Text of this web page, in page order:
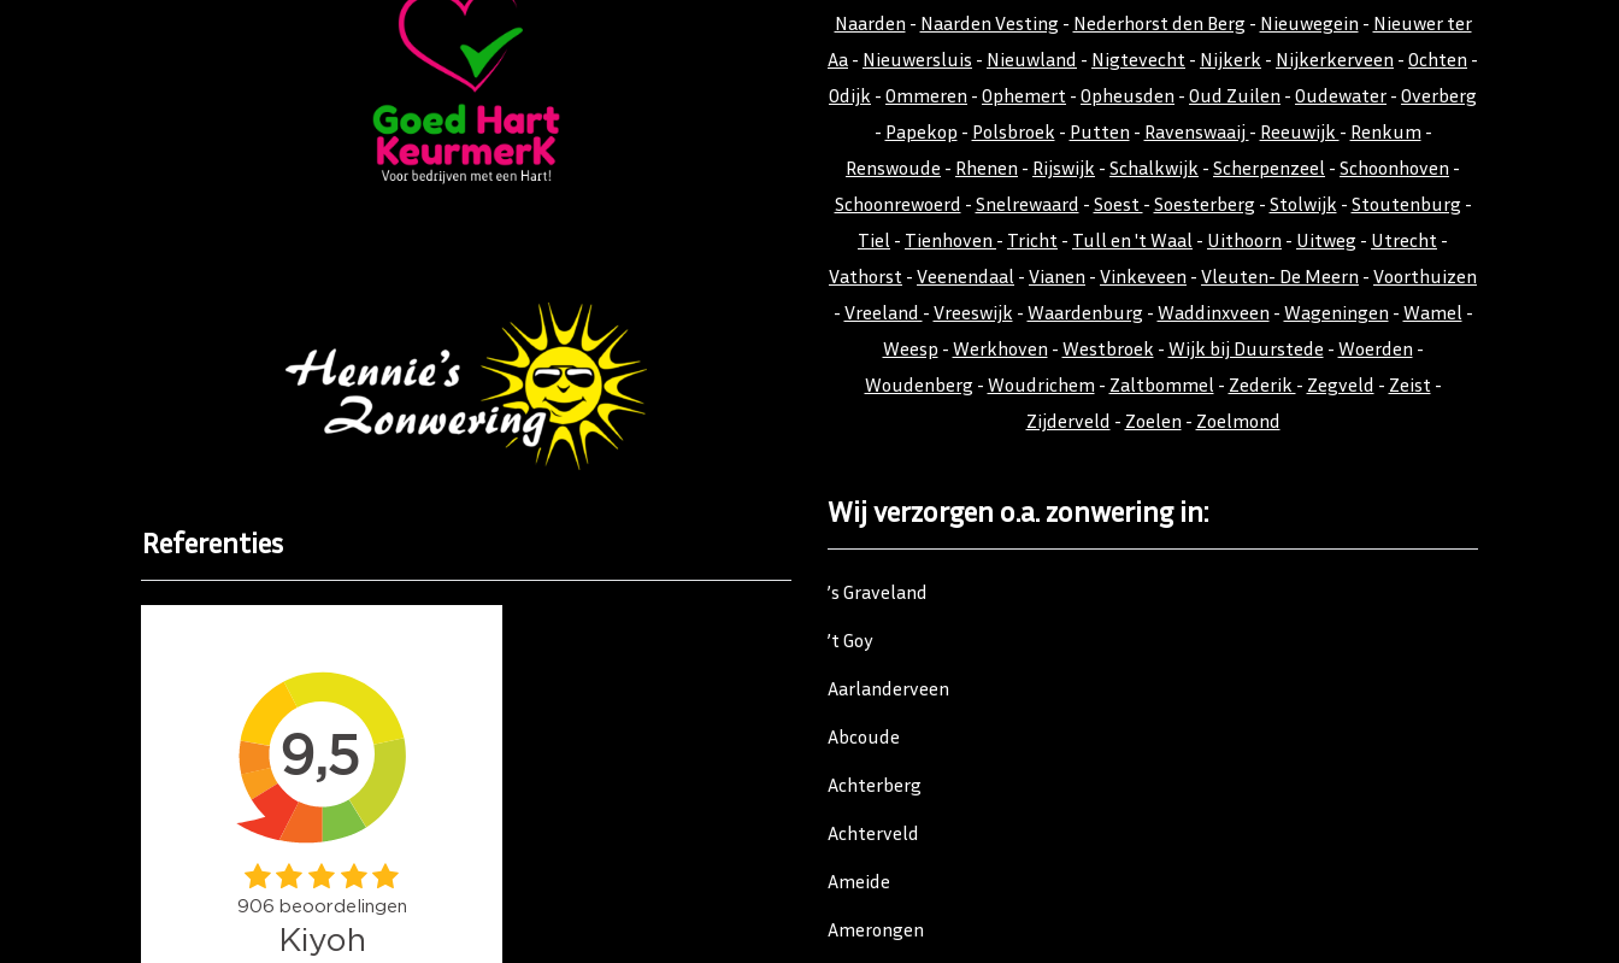
Referenties
Naarden - Naarden Vesting - Nederhorst den Berg - Nieuwegein - Nieuwer ter
Aa - Nieuwersluis - Nieuwland - Nigtevecht - Nijkerk - Nijkerkerveen - Ochten -
Odijk - Ommeren - Ophemert - Opheusden - Oud Zuilen - Oudewater - Overberg
- Papekop - Polsbroek - Putten - Ravenswaaij - Reeuwijk - Renkum -
Renswoude - Rhenen - Rijswijk - Schalkwijk - Scherpenzeel - Schoonhoven -
Schoonrewoerd - Snelrewaard - Soest - Soesterberg - Stolwijk - Stoutenburg -
Tiel - Tienhoven - Tricht - Tull en 't Waal - Uithoorn - Uitweg - Utrecht -
Vathorst - Veenendaal - Vianen - Vinkeveen - Vleuten- De Meern - Voorthuizen
- Vreeland - Vreeswijk - Waardenburg - Waddinxveen - Wageningen - Wamel -
Weesp - Werkhoven - Westbroek - Wijk bij Duurstede - Woerden -
Woudenberg - Woudrichem - Zaltbommel - Zederik - Zegveld - Zeist -
Zijderveld - Zoelen - Zoelmond
Wij verzorgen o.a. zonwering in:
’s Graveland
’t Goy
Aarlanderveen
Abcoude
Achterberg
Achterveld
Ameide
Amerongen